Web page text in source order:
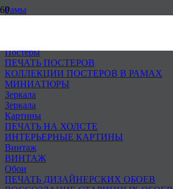
Рамы
Постеры
ПЕЧАТЬ ПОСТЕРОВ
КОЛЛЕКЦИИ ПОСТЕРОВ В РАМАХ
МИНИАТЮРЫ
Зеркала
Зеркала
Картины
ПЕЧАТЬ НА ХОЛСТЕ
ИНТЕРЬЕРНЫЕ КАРТИНЫ
Винтаж
ВИНТАЖ
Обои
ПЕЧАТЬ ДИЗАЙНЕРСКИХ ОБОЕВ